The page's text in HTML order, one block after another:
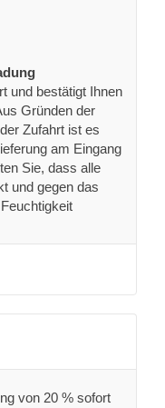
und bestätigt Ihnen
Gründen der
Zufahrt ist es
am Eingang
Sie, dass alle
und gegen das
von 20 % sofort